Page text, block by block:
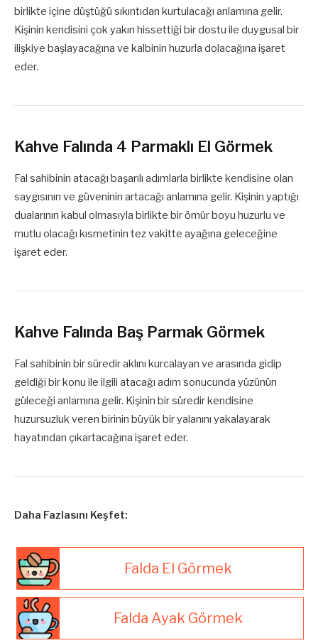
birlikte içine düştüğü sıkıntıdan kurtulacağı anlamına gelir.
Kişinin kendisini çok yakın hissettiği bir dostu ile duygusal bir
ilişkiye başlayacağına ve kalbinin huzurla dolacağına işaret
eder.
Kahve Falında 4 Parmaklı El Görmek
Fal sahibinin atacağı başarılı adımlarla birlikte kendisine olan
saygısının ve güveninin artacağı anlamına gelir. Kişinin yaptığı
dualarının kabul olmasıyla birlikte bir ömür boyu huzurlu ve
mutlu olacağı kısmetinin tez vakitte ayağına geleceğine
işaret eder.
Kahve Falında Baş Parmak Görmek
Fal sahibinin bir süredir aklını kurcalayan ve arasında gidip
geldiği bir konu ile ilgili atacağı adım sonucunda yüzünün
güleceği anlamına gelir. Kişinin bir süredir kendisine
huzursuzluk veren birinin büyük bir yalanını yakalayarak
hayatından çıkartacağına işaret eder.
Daha Fazlasını Keşfet:
Falda El Görmek
Falda Ayak Görmek